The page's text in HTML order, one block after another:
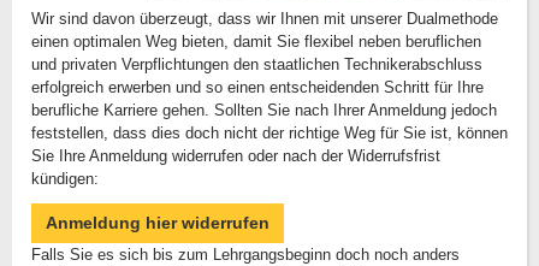
Wir sind davon überzeugt, dass wir Ihnen mit unserer Dualmethode
einen optimalen Weg bieten, damit Sie flexibel neben beruflichen
und privaten Verpflichtungen den staatlichen Technikerabschluss
erfolgreich erwerben und so einen entscheidenden Schritt für Ihre
berufliche Karriere gehen. Sollten Sie nach Ihrer Anmeldung jedoch
feststellen, dass dies doch nicht der richtige Weg für Sie ist, können
Sie Ihre Anmeldung widerrufen oder nach der Widerrufsfrist
kündigen:
Anmeldung hier widerrufen
Falls Sie es sich bis zum Lehrgangsbeginn doch noch anders